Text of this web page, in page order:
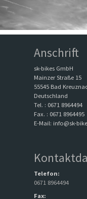
Anschrift
sk-bikes GmbH
Mainzer Straße 15
55545 Bad
Deutschland
Tel. : 0671 8964494
Fax. : 0671 8964495
E-Mail: info@sk-
Telefon:
0671 8964494
Fax: